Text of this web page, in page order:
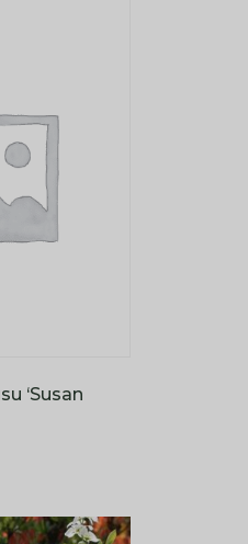
‘Susan